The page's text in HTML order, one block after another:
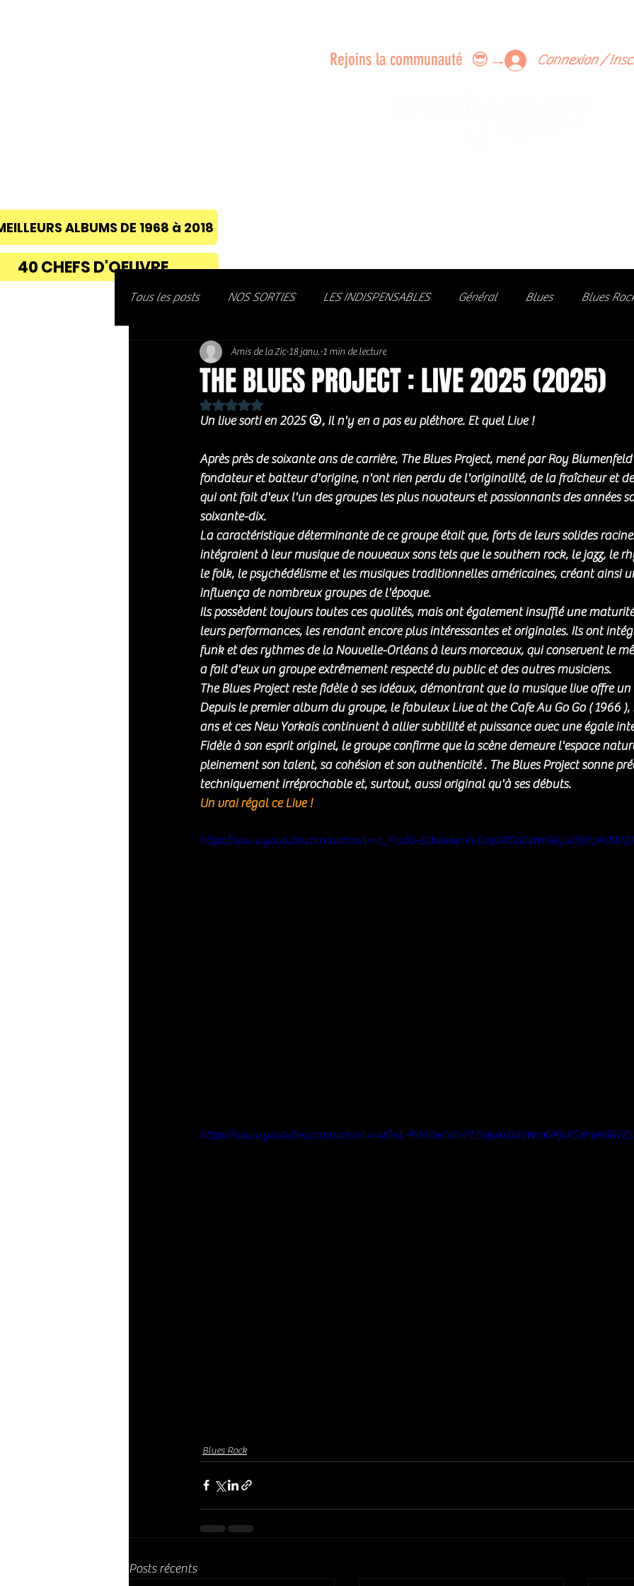
Connexion /
ALBUMS DE 1968 à 2018
Découvrez des artistes, vibrez aux concerts et rejoignez une
Rejoins la communauté 😎→
40 CHEFS D'OEUVRE
Tous les posts NOS SORTIES LES INDISPENSABLES Général Blues Blues
Soft Rock / Folk Jazz Soul / Funk / Rhythm Blues
Country / Americana
THE BLUES PROJECT : LIVE 2025 (2025)
Amis de la Zic 18 janv. 1 min de lecture
Noté NaN étoiles sur 5.
Un live sorti en 2025 😮, il n'y en a pas eu pléthore. Et quel Live !
Après près de soixante ans de carrière, The Blues Project, mené par Roy
fondateur et batteur d'origine, n'ont rien perdu de l'originalité, de la fraîcheur et
qui ont fait d'eux l'un des groupes les plus novateurs et passionnants des années
soixante-dix.
La caractéristique déterminante de ce groupe était que, forts de leurs solides
intégraient à leur musique de nouveaux sons tels que le southern rock, le jazz, le
le folk, le psychédélisme et les musiques traditionnelles américaines, créant ainsi
influença de nombreux groupes de l'époque.
Ils possèdent toujours toutes ces qualités, mais ont également insufflé une
leurs performances, les rendant encore plus intéressantes et originales. Ils ont
funk et des rythmes de la Nouvelle-Orléans à leurs morceaux, qui conservent le
a fait d'eux un groupe extrêmement respecté du public et des autres musiciens.
The Blues Project reste fidèle à ses idéaux, démontrant que la musique live offre un
Depuis le premier album du groupe, le fabuleux Live at the Cafe Au Go Go ( 1966 ),
ans et ces New Yorkais continuent à allier subtilité et puissance avec une égale
Fidèle à son esprit originel, le groupe confirme que la scène demeure l'espace
pleinement son talent, sa cohésion et son authenticité . The Blues Project sonne
techniquement irréprochable et, surtout, aussi original qu'à ses débuts.
Un vrai régal ce Live !
https://www.youtube.com/watch?v=d_FcutU-
https://www.youtube.com/watch?v=41GuL-
Blues Rock
Posts récents